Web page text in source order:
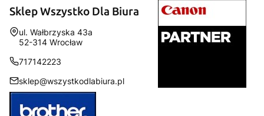
Sklep Wszystko Dla Biura
Adres:
ul. Wałbrzyska 43a
52-314 Wrocław
717142223
sklep@wszystkodlabiura.pl